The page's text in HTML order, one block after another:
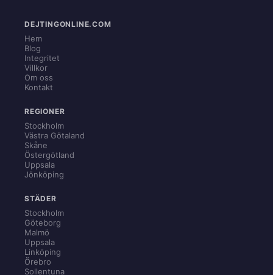
DEJTINGONLINE.COM
Hem
Blog
Integritet
Villkor
Om oss
Kontakt
REGIONER
Stockholm
Västra Götaland
Skåne
Östergötland
Uppsala
Jönköping
STÄDER
Stockholm
Göteborg
Malmö
Uppsala
Linköping
Örebro
Sollentuna